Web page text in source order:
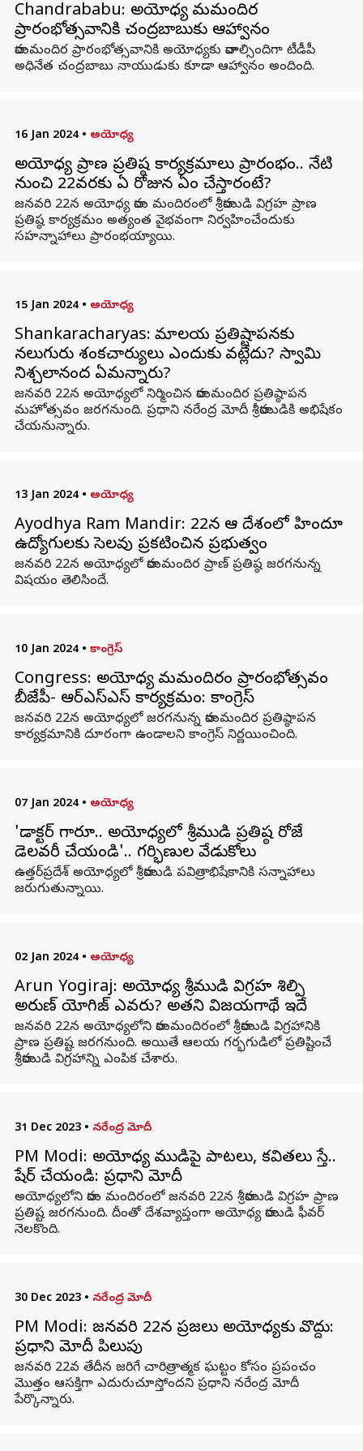
Chandrababu: అయోధ్య రామమందిర
ప్రారంభోత్సవానికి చంద్రబాబుకు ఆహ్వానం
రామమందిర ప్రారంభోత్సవానికి అయోధ్యకు రావాల్సిందిగా టీడీపీ
అధినేత చంద్రబాబు నాయుడుకు కూడా ఆహ్వానం అందింది.
16 Jan 2024 • అయోధ్య
అయోధ్య ప్రాణ ప్రతిష్ఠ కార్యక్రమాలు ప్రారంభం.. నేటి
నుంచి 22వరకు ఏ రోజున ఏం చేస్తారంటే?
జనవరి 22న అయోధ్య రామ మందిరంలో శ్రీరాముడి విగ్రహ ప్రాణ
ప్రతిష్ఠ కార్యక్రమం అత్యంత వైభవంగా నిర్వహించేందుకు
సహన్నాహాలు ప్రారంభయ్యాయి.
15 Jan 2024 • అయోధ్య
Shankaracharyas: రామాలయ ప్రతిష్టాపనకు
నలుగురు శంకరాచార్యులు ఎందుకు రావట్లేదు? స్వామి
నిశ్చలానంద ఏమన్నారు?
జనవరి 22న అయోధ్యలో నిర్మించిన రామమందిర ప్రతిష్ఠాపన
మహోత్సవం జరగనుంది. ప్రధాని నరేంద్ర మోదీ శ్రీరాముడికి అభిషేకం
చేయనున్నారు.
13 Jan 2024 • అయోధ్య
Ayodhya Ram Mandir: 22న ఆ దేశంలో హిందూ
ఉద్యోగులకు సెలవు ప్రకటించిన ప్రభుత్వం
జనవరి 22న అయోధ్యలో రామమందిర ప్రాణ్ ప్రతిష్ఠ జరగనున్న
విషయం తెలిసిందే.
10 Jan 2024 • కాంగ్రెస్
Congress: అయోధ్య రామమందిరం ప్రారంభోత్సవం
బీజేపీ- ఆర్‌ఎస్‌ఎస్ కార్యక్రమం: కాంగ్రెస్
జనవరి 22న అయోధ్యలో జరగనున్న రామమందిర ప్రతిష్ఠాపన
కార్యక్రమానికి దూరంగా ఉండాలని కాంగ్రెస్ నిర్ణయించింది.
07 Jan 2024 • అయోధ్య
'డాక్టర్ గారూ.. అయోధ్యలో శ్రీరాముడి ప్రతిష్ఠ రోజే
డెలవరీ చేయండి'.. గర్భిణుల వేడుకోలు
ఉత్తర్‌ప్రదేశ్‌ అయోధ్యలో శ్రీరాముడి పవిత్రాభిషేకానికి సన్నాహాలు
జరుగుతున్నాయి.
02 Jan 2024 • అయోధ్య
Arun Yogiraj: అయోధ్య శ్రీరాముడి విగ్రహ శిల్పి
అరుణ్ యోగిరాజ్ ఎవరు? అతని విజయగాథే ఇదే
జనవరి 22న అయోధ్యలోని రామమందిరంలో శ్రీరాముడి విగ్రహానికి
ప్రాణ ప్రతిష్ట జరగనుంది. అయితే ఆలయ గర్భగుడిలో ప్రతిష్టించే
శ్రీరాముడి విగ్రహాన్ని ఎంపిక చేశారు.
31 Dec 2023 • నరేంద్ర మోదీ
PM Modi: అయోధ్య రాముడిపై పాటలు, కవితలు రాస్తే..
షేర్ చేయండి: ప్రధాని మోదీ
అయోధ్యలోని రామ మందిరంలో జనవరి 22న శ్రీరాముడి విగ్రహ ప్రాణ
ప్రతిష్ట జరగనుంది. దీంతో దేశవ్యాప్తంగా అయోధ్య రాముడి ఫీవర్
నెలకొంది.
30 Dec 2023 • నరేంద్ర మోదీ
PM Modi: జనవరి 22న ప్రజలు అయోధ్యకు రావొద్దు:
ప్రధాని మోదీ పిలుపు
జనవరి 22వ తేదీన జరిగే చారిత్రాత్మక ఘట్టం కోసం ప్రపంచం
మొత్తం ఆసక్తిగా ఎదురుచూస్తోందని ప్రధాని నరేంద్ర మోదీ
పేర్కొన్నారు.